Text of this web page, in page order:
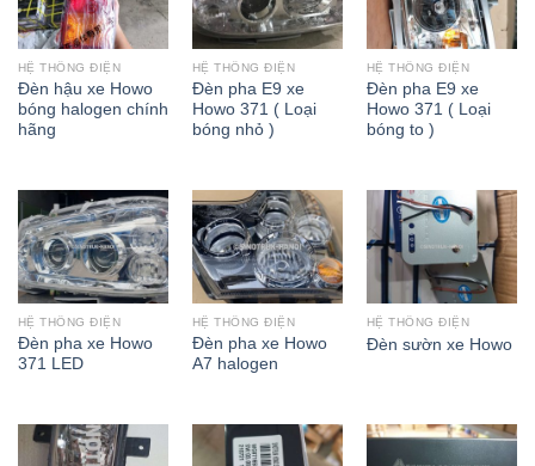
HỆ THỐNG ĐIỆN
Đèn hậu xe Howo
bóng halogen chính
hãng
HỆ THỐNG ĐIỆN
Đèn pha E9 xe
Howo 371 ( Loại
bóng nhỏ )
HỆ THỐNG ĐIỆN
Đèn pha E9 xe
Howo 371 ( Loại
bóng to )
HỆ THỐNG ĐIỆN
Đèn pha xe Howo
371 LED
HỆ THỐNG ĐIỆN
Đèn pha xe Howo
A7 halogen
HỆ THỐNG ĐIỆN
Đèn sườn xe Howo